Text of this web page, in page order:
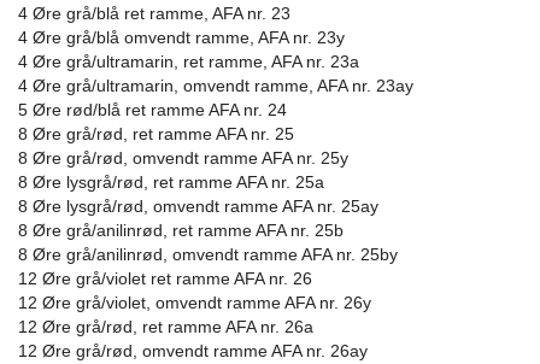
4 Øre grå/blå ret ramme, AFA nr. 23
4 Øre grå/blå omvendt ramme, AFA nr. 23y
4 Øre grå/ultramarin, ret ramme, AFA nr. 23a
4 Øre grå/ultramarin, omvendt ramme, AFA nr. 23ay
5 Øre rød/blå ret ramme AFA nr. 24
8 Øre grå/rød, ret ramme AFA nr. 25
8 Øre grå/rød, omvendt ramme AFA nr. 25y
8 Øre lysgrå/rød, ret ramme AFA nr. 25a
8 Øre lysgrå/rød, omvendt ramme AFA nr. 25ay
8 Øre grå/anilinrød, ret ramme AFA nr. 25b
8 Øre grå/anilinrød, omvendt ramme AFA nr. 25by
12 Øre grå/violet ret ramme AFA nr. 26
12 Øre grå/violet, omvendt ramme AFA nr. 26y
12 Øre grå/rød, ret ramme AFA nr. 26a
12 Øre grå/rød, omvendt ramme AFA nr. 26ay